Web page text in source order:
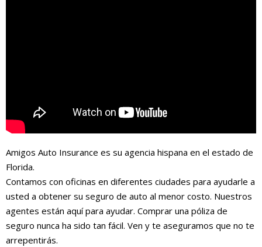
Amigos Auto Insurance es su agencia hispana en el estado de
Florida.
Contamos con oficinas en diferentes ciudades para ayudarle a
usted a obtener su seguro de auto al menor costo. Nuestros
agentes están aquí para ayudar. Comprar una póliza de
seguro nunca ha sido tan fácil. Ven y te aseguramos que no te
arrepentirás.